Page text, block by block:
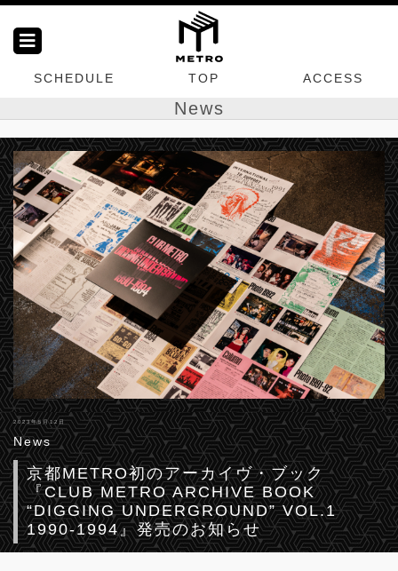
SCHEDULE TOP ACCESS
News
2023年5月12日
News
京都METRO初のアーカイヴ・ブック
『CLUB METRO ARCHIVE BOOK
“DIGGING UNDERGROUND” VOL.1
1990-1994』発売のお知らせ